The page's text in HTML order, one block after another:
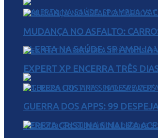
ALERTA NA SAÚDE: SP AMPLIA
TEREZA CRISTINA SINALIZA
MUDANÇA NO ASFALTO:
EXPERT XP ENCERRA TRÊS
GUERRA DOS APPS: 99